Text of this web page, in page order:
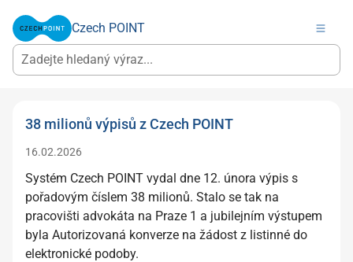
Czech POINT
38 milionů výpisů z Czech POINT
16.02.2026
Systém Czech POINT vydal dne 12. února výpis s
pořadovým číslem 38 milionů. Stalo se tak na
pracovišti advokáta na Praze 1 a jubilejním výstupem
byla Autorizovaná konverze na žádost z listinné do
elektronické podoby.